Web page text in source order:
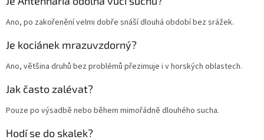
Ano, po zakořenění velmi dobře snáší dlouhá období bez srážek.
Je kociánek mrazuvzdorný?
Ano, většina druhů bez problémů přezimuje i v horských oblastech.
Jak často zalévat?
Pouze po výsadbě nebo během mimořádně dlouhého sucha.
Hodí se do skalek?